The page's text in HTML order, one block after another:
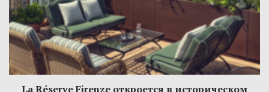
La Réserve Firenze откроется в историческом